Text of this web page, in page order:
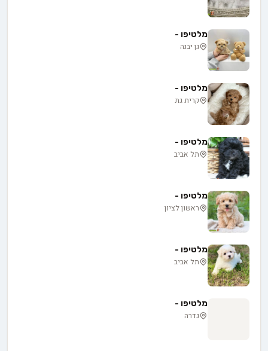
מלטיפו -
גן יבנה
מלטיפו -
קרית גת
מלטיפו -
תל אביב
מלטיפו -
ראשון לציון
מלטיפו -
תל אביב
מלטיפו -
גדרה